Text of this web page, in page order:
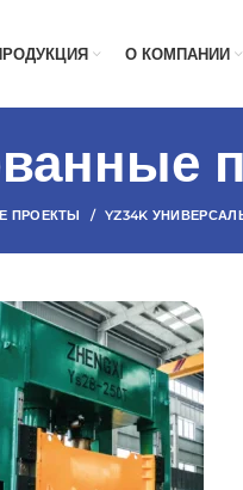
О КОМПАНИИ
ПРОЕКТЫ YZ34K